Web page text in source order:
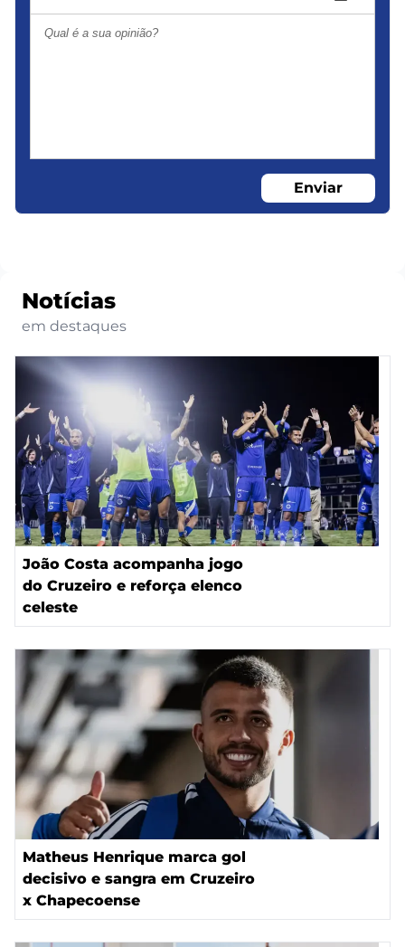
Enviar
Notícias
em destaques
João Costa acompanha jogo
do Cruzeiro e reforça elenco
celeste
Matheus Henrique marca gol
decisivo e sangra em Cruzeiro
x Chapecoense